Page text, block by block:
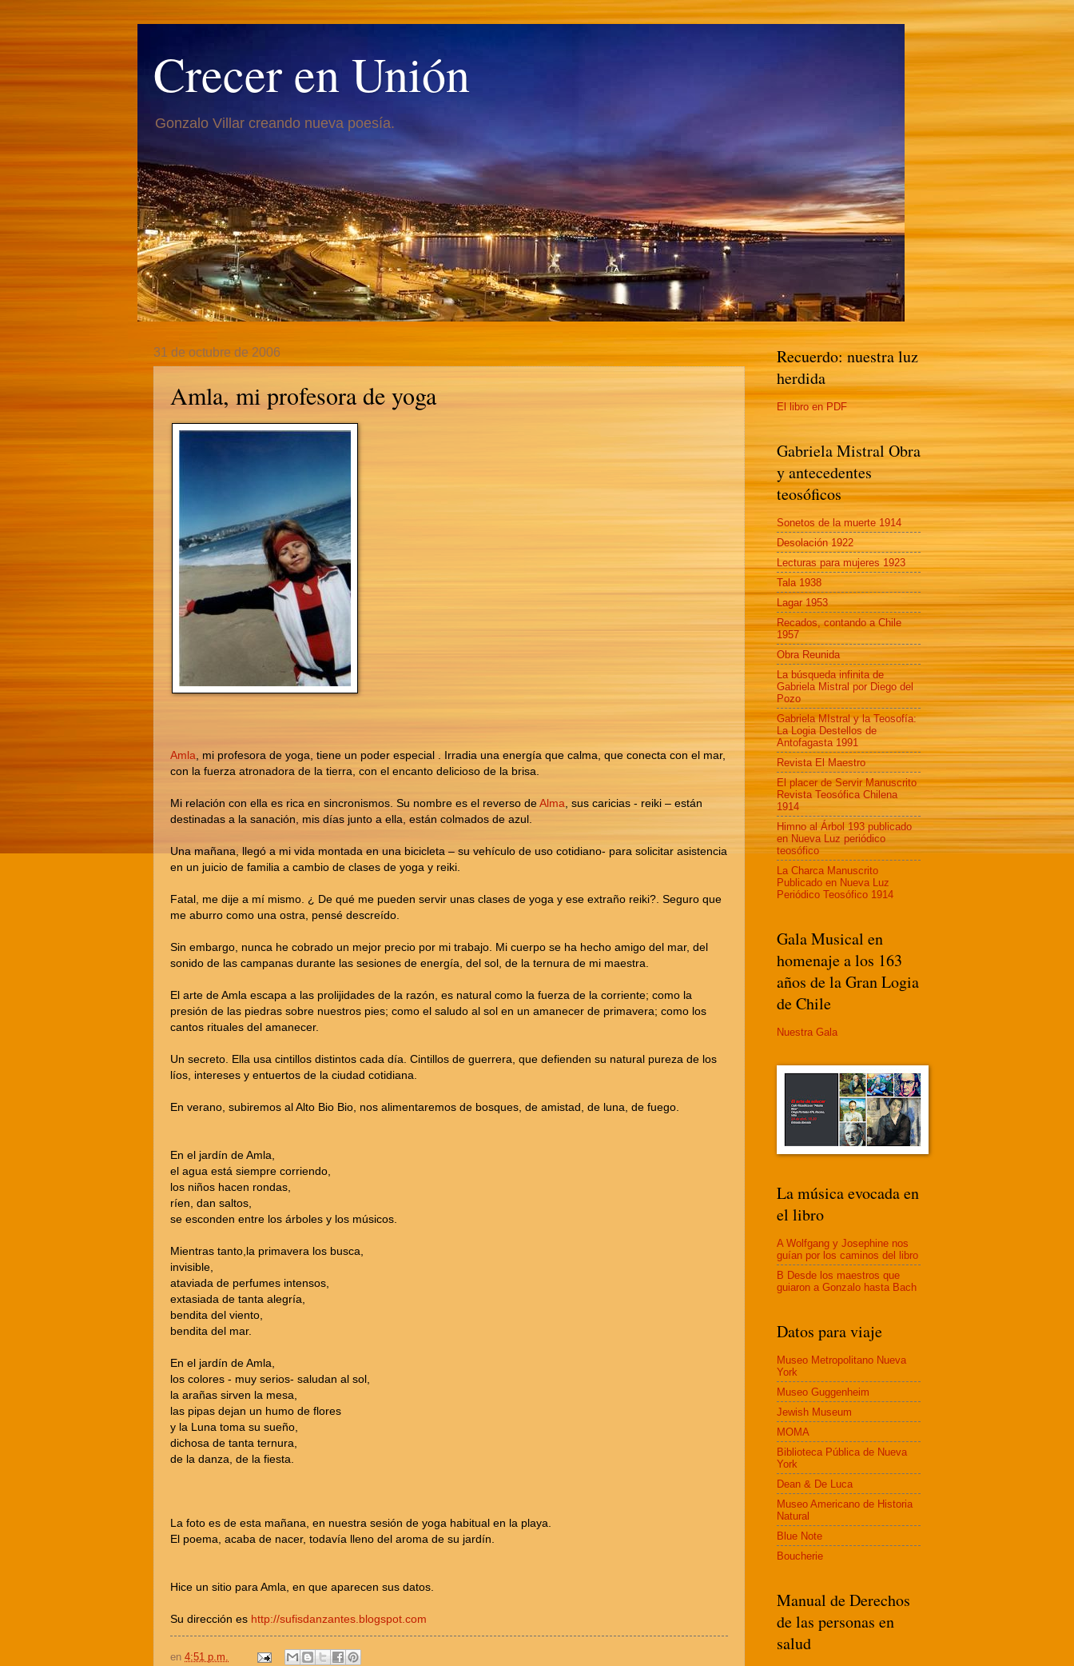
Crecer en Unión
Gonzalo Villar creando nueva poesía.
31 de octubre de 2006
Amla, mi profesora de yoga
Amla , mi profesora de yoga, tiene un poder especial . Irradia una energía que calma, que conecta con el mar,
con la fuerza atronadora de la tierra, con el encanto delicioso de la brisa.
Mi relación con ella es rica en sincronismos. Su nombre es el reverso de Alma , sus caricias - reiki – están
destinadas a la sanación, mis días junto a ella, están colmados de azul.
Una mañana, llegó a mi vida montada en una bicicleta – su vehículo de uso cotidiano- para solicitar asistencia
en un juicio de familia a cambio de clases de yoga y reiki.
Fatal, me dije a mí mismo. ¿ De qué me pueden servir unas clases de yoga y ese extraño reiki?. Seguro que
me aburro como una ostra, pensé descreído.
Sin embargo, nunca he cobrado un mejor precio por mi trabajo. Mi cuerpo se ha hecho amigo del mar, del
sonido de las campanas durante las sesiones de energía, del sol, de la ternura de mi maestra.
El arte de Amla escapa a las prolijidades de la razón, es natural como la fuerza de la corriente; como la
presión de las piedras sobre nuestros pies; como el saludo al sol en un amanecer de primavera; como los
cantos rituales del amanecer.
Un secreto. Ella usa cintillos distintos cada día. Cintillos de guerrera, que defienden su natural pureza de los
líos, intereses y entuertos de la ciudad cotidiana.
En verano, subiremos al Alto Bio Bio, nos alimentaremos de bosques, de amistad, de luna, de fuego.
En el jardín de Amla,
el agua está siempre corriendo,
los niños hacen rondas,
ríen, dan saltos,
se esconden entre los árboles y los músicos.
Mientras tanto,la primavera los busca,
invisible,
ataviada de perfumes intensos,
extasiada de tanta alegría,
bendita del viento,
bendita del mar.
En el jardín de Amla,
los colores - muy serios- saludan al sol,
la arañas sirven la mesa,
las pipas dejan un humo de flores
y la Luna toma su sueño,
dichosa de tanta ternura,
de la danza, de la fiesta.
La foto es de esta mañana, en nuestra sesión de yoga habitual en la playa.
El poema, acaba de nacer, todavía lleno del aroma de su jardín.
Hice un sitio para Amla, en que aparecen sus datos.
Su dirección es http://sufisdanzantes.blogspot.com
en 4:51 p.m.
Recuerdo: nuestra luz
herdida
El libro en PDF
Gabriela Mistral Obra
y antecedentes
teosóficos
Sonetos de la muerte 1914
Desolación 1922
Lecturas para mujeres 1923
Tala 1938
Lagar 1953
Recados, contando a Chile
1957
Obra Reunida
La búsqueda infinita de
Gabriela Mistral por Diego del
Pozo
Gabriela MIstral y la Teosofía:
La Logia Destellos de
Antofagasta 1991
Revista El Maestro
El placer de Servir Manuscrito
Revista Teosófica Chilena
1914
Himno al Árbol 193 publicado
en Nueva Luz periódico
teosófico
La Charca Manuscrito
Publicado en Nueva Luz
Periódico Teosófico 1914
Gala Musical en
homenaje a los 163
años de la Gran Logia
de Chile
Nuestra Gala
La música evocada en
el libro
A Wolfgang y Josephine nos
guían por los caminos del libro
B Desde los maestros que
guiaron a Gonzalo hasta Bach
Datos para viaje
Museo Metropolitano Nueva
York
Museo Guggenheim
Jewish Museum
MOMA
Biblioteca Pública de Nueva
York
Dean & De Luca
Museo Americano de Historia
Natural
Blue Note
Boucherie
Manual de Derechos
de las personas en
salud